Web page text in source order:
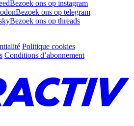
Bezoek ons op instagram
Bezoek ons op telegram
Bezoek ons op threads
Politique cookies
Conditions d’abonnement